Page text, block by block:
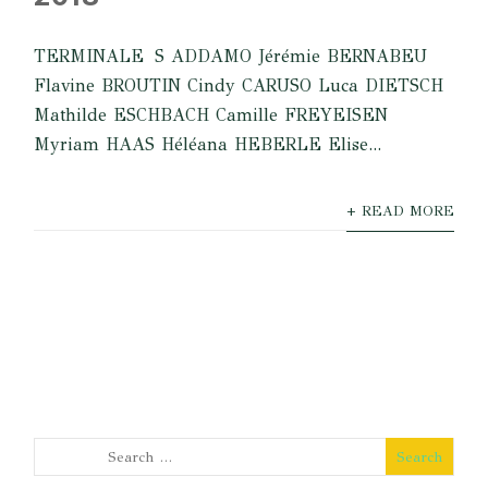
TERMINALE S ADDAMO Jérémie BERNABEU
Flavine BROUTIN Cindy CARUSO Luca DIETSCH
Mathilde ESCHBACH Camille FREYEISEN
Myriam HAAS Héléana HEBERLE Elise...
+ READ MORE